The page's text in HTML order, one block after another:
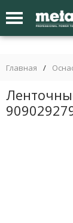
Главная /